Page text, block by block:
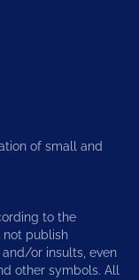
of small and
to the
not publish
or insults, even
other symbols. All